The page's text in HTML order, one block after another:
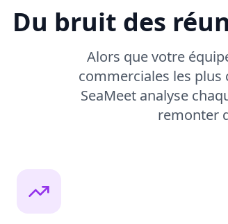
Du bruit des
Alors que votre
commerciales les plus
SeaMeet analyse
remonter